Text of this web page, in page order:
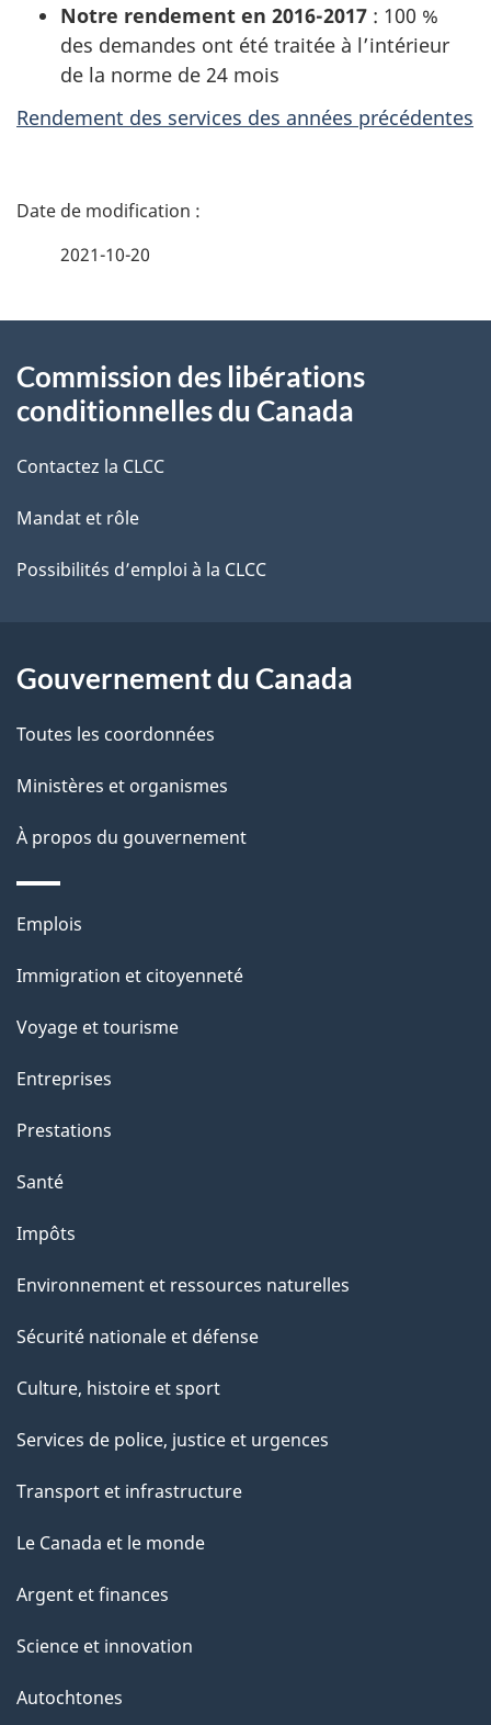
Notre rendement en 2016-2017 : 100 %
des demandes ont été traitée à l’intérieur
de la norme de 24 mois
Rendement des services des années précédentes
D
i
s
d
e
a
p
a
g
e
2021-10-20
propos
ce
site
Commission des libérations
conditionnelles du Canada
Contactez la CLCC
Mandat et rôle
Possibilités d’emploi à la CLCC
Gouvernement du Canada
Toutes les coordonnées
Ministères et organismes
À propos du gouvernement
Thèmes
sujets
Emplois
Immigration et citoyenneté
Voyage et tourisme
Entreprises
Prestations
Santé
Impôts
Environnement et ressources naturelles
Sécurité nationale et défense
Culture, histoire et sport
Services de police, justice et urgences
Transport et infrastructure
Le Canada et le monde
Argent et finances
Science et innovation
Autochtones